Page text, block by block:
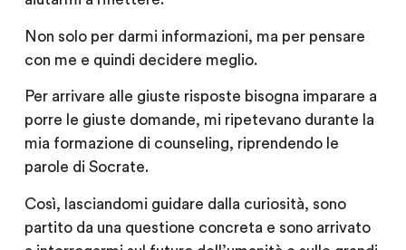
Non solo per darmi informazioni, ma per pensare
con me e quindi decidere meglio.
Per arrivare alle giuste risposte bisogna imparare a
porre le giuste domande, mi ripetevano durante la
mia formazione di counseling, riprendendo le
parole di Socrate.
Così, lasciandomi guidare dalla curiosità, sono
partito da una questione concreta e sono arrivato